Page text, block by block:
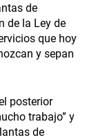
de
de la Ley de
que hoy
y sepan
posterior
trabajo” y
de